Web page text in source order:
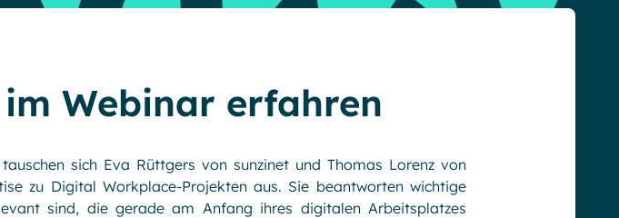
im Webinar erfahren
sich Eva Rüttgers von sunzinet und Thomas Lorenz von
zu Digital Workplace-Projekten aus. Sie beantworten wichtige
sind, die gerade am Anfang ihres digitalen Arbeitsplatzes